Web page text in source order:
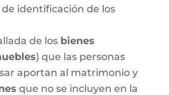
identificación de los
de los bienes
) que las personas
aportan al matrimonio y
que no se incluyen en la